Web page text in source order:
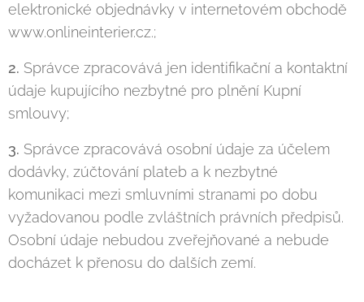
elektronické objednávky v internetovém obchodě
www.onlineinterier.cz.;
2. Správce zpracovává jen identifikační a kontaktní
údaje kupujícího nezbytné pro plnění Kupní
smlouvy;
3. Správce zpracovává osobní údaje za účelem
dodávky, zúčtování plateb a k nezbytné
komunikaci mezi smluvními stranami po dobu
vyžadovanou podle zvláštních právních předpisů.
Osobní údaje nebudou zveřejňované a nebude
docházet k přenosu do dalších zemí.